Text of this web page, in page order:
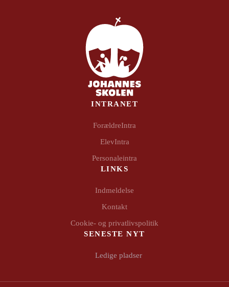
INTRANET
ForældreIntra
ElevIntra
Personaleintra
LINKS
Indmeldelse
Kontakt
Cookie- og privatlivspolitik
SENESTE NYT
Ledige pladser